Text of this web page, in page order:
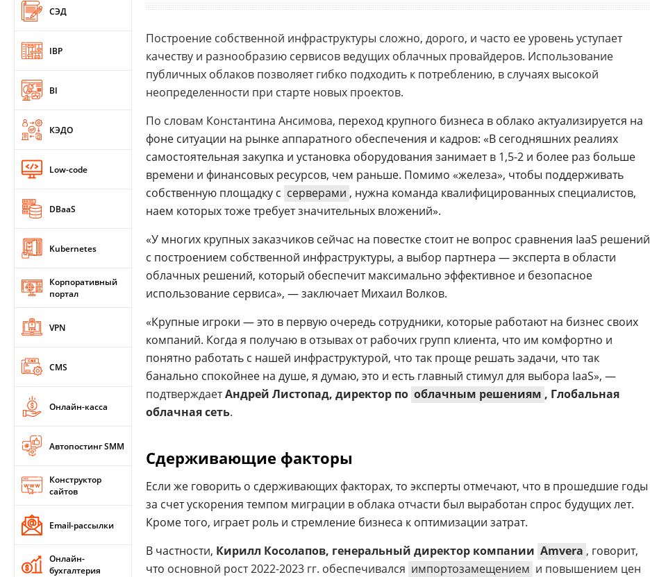
СЭД
IBP
BI
КЭДО
Low-code
DBaaS
Kubernetes
Корпоративный
портал
VPN
CMS
Онлайн-касса
Автопостинг SMM
Конструктор
сайтов
Email-рассылки
Онлайн-
бухгалтерия
Построение собственной инфраструктуры сложно, дорого, и часто ее уровень уступает
качеству и разнообразию сервисов ведущих облачных провайдеров. Использование
публичных облаков позволяет гибко подходить к потреблению, в случаях высокой
неопределенности при старте новых проектов.
По словам Константина Ансимова, переход крупного бизнеса в облако актуализируется на
фоне ситуации на рынке аппаратного обеспечения и кадров: «В сегодняшних реалиях
самостоятельная закупка и установка оборудования занимает в 1,5-2 и более раз больше
времени и финансовых ресурсов, чем раньше. Помимо «железа», чтобы поддерживать
собственную площадку с серверами , нужна команда квалифицированных специалистов,
наем которых тоже требует значительных вложений».
«У многих крупных заказчиков сейчас на повестке стоит не вопрос сравнения IaaS решений
с построением собственной инфраструктуры, а выбор партнера — эксперта в области
облачных решений, который обеспечит максимально эффективное и безопасное
использование сервиса», — заключает Михаил Волков.
«Крупные игроки — это в первую очередь сотрудники, которые работают на бизнес своих
компаний. Когда я получаю в отзывах от рабочих групп клиента, что им комфортно и
понятно работать с нашей инфраструктурой, что так проще решать задачи, что так
банально спокойнее на душе, я думаю, это и есть главный стимул для выбора IaaS», —
подтверждаетАндрей Листопад, директор по облачным решениям , Глобальная
облачная сеть.
Сдерживающие факторы
Если же говорить о сдерживающих факторах, то эксперты отмечают, что в прошедшие годы
за счет ускорения темпом миграции в облака отчасти был выработан спрос будущих лет.
Кроме того, играет роль и стремление бизнеса к оптимизации затрат.
В частности, Кирилл Косолапов, генеральный директор компании Amvera , говорит,
что основной рост 2022-2023 гг. обеспечивался импортозамещением и повышением цен